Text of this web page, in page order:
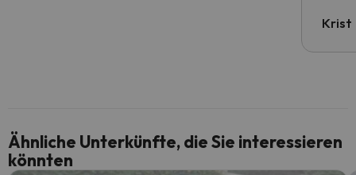
Krist
Ähnliche Unterkünfte, die Sie interessieren
könnten